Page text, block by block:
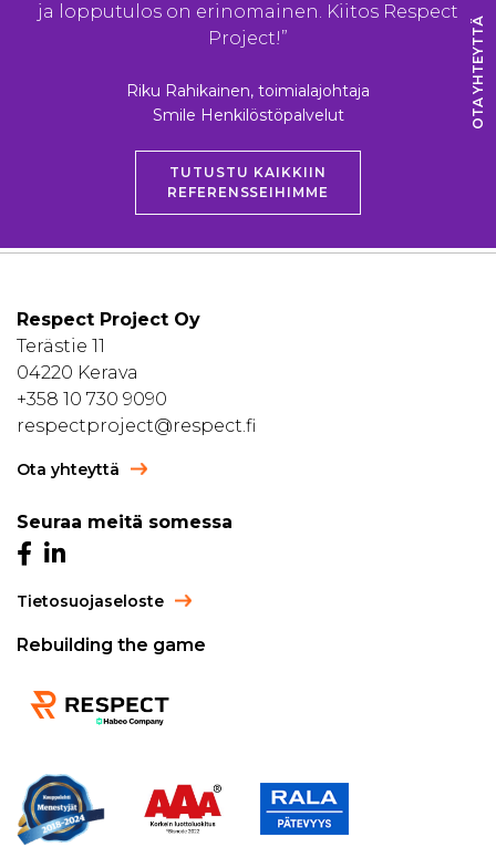
OTA YHTEYTTÄ
ja lopputulos on erinomainen. Kiitos Respect
Project!”
Riku Rahikainen, toimialajohtaja
Smile Henkilöstöpalvelut
TUTUSTU KAIKKIIN
REFERENSSEIHIMME
Respect Project Oy
Terästie 11
04220 Kerava
+358 10 730 9090
respectproject@respect.fi
Ota yhteyttä
Seuraa meitä somessa
Tietosuojaseloste
Rebuilding the game